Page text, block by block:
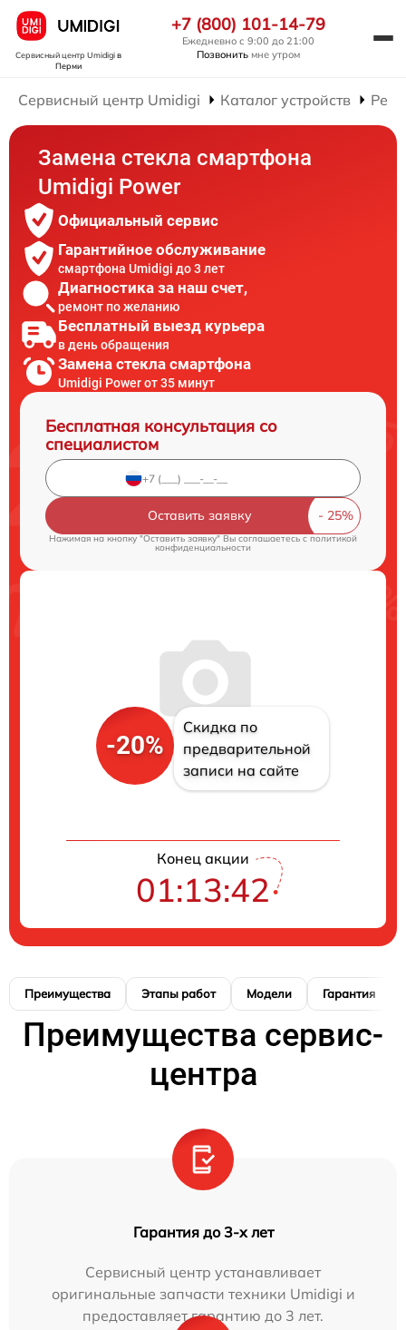
Сервисный центр Umidigiв
Перми
+7 (800) 101-14-79
Ежедневно с 9:00 до 21:00
Позвонить мне утром
Сервисный центр Umidigi Каталог устройств
Замена стекла смартфона
Umidigi Power
Официальный сервис
Гарантийное обслуживание
смартфона Umidigi до 3 лет
Диагностика за наш счет,
ремонт по желанию
Бесплатный выезд курьера
в день обращения
Замена стекла смартфона
Umidigi Power от 35 минут
Бесплатная консультация со
специалистом
Оставить заявку
Нажимая на кнопку "Оставить заявку" Вы соглашаетесь c политикой
конфиденциальности
-20%
Скидка по
предварительной
записи на сайте
Конец акции
01:13:41
Преимущества Этапы работ Модели Гарантия
Преимущества сервис-
центра
Гарантия до 3-х лет
Сервисный центр устанавливает
оригинальные запчасти техники Umidigi и
предоставляет гарантию до 3 лет.